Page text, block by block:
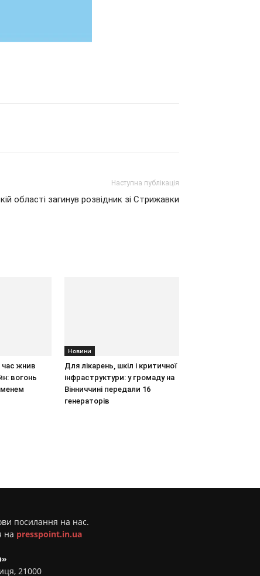
Наступна публікація
області загинув розвідник зі Стрижавки
час жнив
вогонь
Новини
Для лікарень, шкіл і критичної
інфраструктури: у громаду на
Вінниччині передали 16
генераторів
посилання на нас.
на presspoint.in.ua
21000